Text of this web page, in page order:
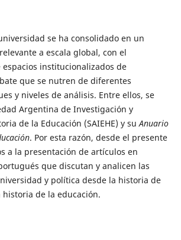
se ha consolidado en un
a escala global, con el
institucionalizados de
que se nutren de diferentes
y niveles de análisis. Entre ellos, se
Argentina de Investigación y
de la Educación (SAIEHE) y suAnuario
. Por esta razón, desde el presente
a la presentación de artículos en
que discutan y analicen las
y política desde la historia de
de la educación.